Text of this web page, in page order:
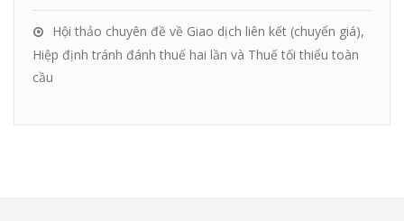
Hội thảo chuyên đề về Giao dịch liên kết (chuyển giá),
Hiệp định tránh đánh thuế hai lần và Thuế tối thiểu toàn
cầu